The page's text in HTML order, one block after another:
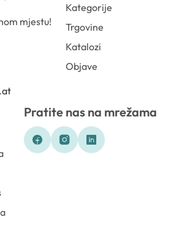
mjestu!
Kategorije
Trgovine
Katalozi
Objave
Pratite nas na mrežama